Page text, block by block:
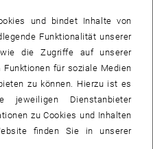
und für
Licht und materiellen
von ihnen ist es
hineinzubringen und
TU Wien entwickelten
Schritt sehr einfach: „Ein
man es schon heute zur
in den Versuchsaufbau hinein
und bindet Inhalte von
Funktionalität unserer
die Zugriffe auf unserer
für soziale Medien
zu können. Hierzu ist es
Dienstanbieter
zu Cookies und Inhalten
finden Sie in unserer